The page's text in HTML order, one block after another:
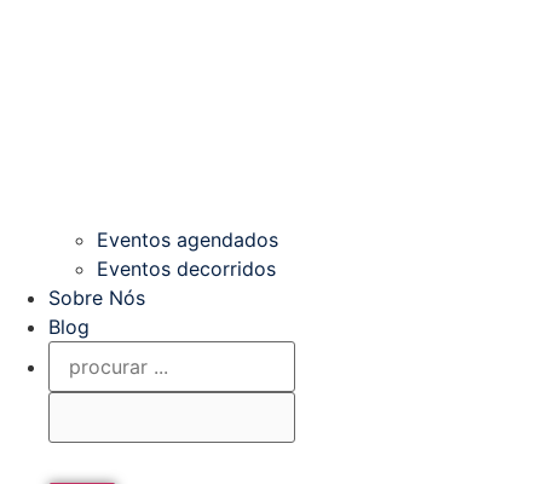
Eventos agendados
Eventos decorridos
Sobre Nós
Blog